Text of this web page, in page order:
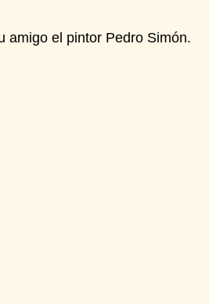
amigo el pintor Pedro Simón.